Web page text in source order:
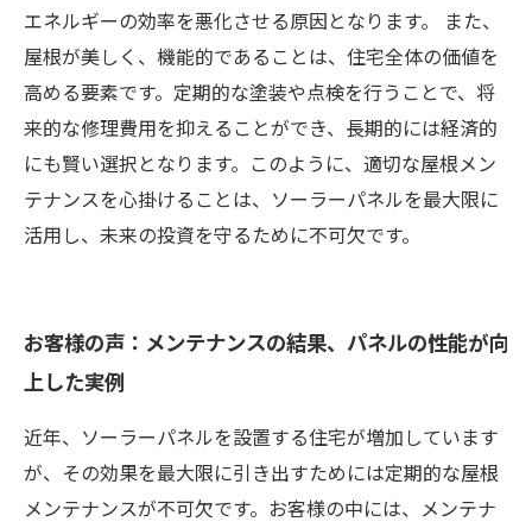
エネルギーの効率を悪化させる原因となります。 また、
屋根が美しく、機能的であることは、住宅全体の価値を
高める要素です。定期的な塗装や点検を行うことで、将
来的な修理費用を抑えることができ、長期的には経済的
にも賢い選択となります。このように、適切な屋根メン
テナンスを心掛けることは、ソーラーパネルを最大限に
活用し、未来の投資を守るために不可欠です。
お客様の声：メンテナンスの結果、パネルの性能が向
上した実例
近年、ソーラーパネルを設置する住宅が増加しています
が、その効果を最大限に引き出すためには定期的な屋根
メンテナンスが不可欠です。お客様の中には、メンテナ